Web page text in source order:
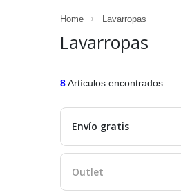
Home Lavarropas
Lavarropas
8Artículos encontrados
Envío gratis
Outlet